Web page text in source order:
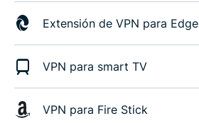
Extensión de VPN para Edge
VPN para smart TV
VPN para Fire Stick